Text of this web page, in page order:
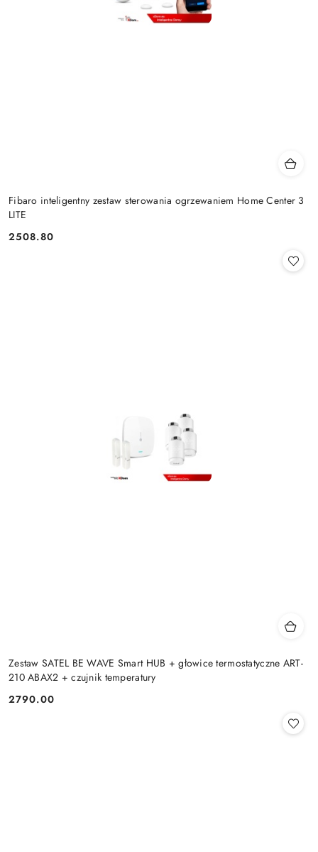
Fibaro inteligentny zestaw sterowania ogrzewaniem Home Center 3
LITE
Cena:
2508.80
Zestaw SATEL BE WAVE Smart HUB + głowice termostatyczne ART-
210 ABAX2 + czujnik temperatury
Cena:
2790.00